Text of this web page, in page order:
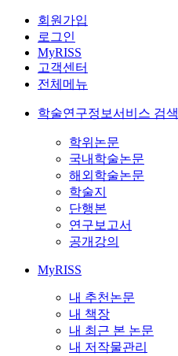
회원가입
로그인
MyRISS
고객센터
전체메뉴
학술연구정보서비스 검색
학위논문
국내학술논문
해외학술논문
학술지
단행본
연구보고서
공개강의
MyRISS
내 추천논문
내 책장
내 최근 본 논문
내 저작물관리